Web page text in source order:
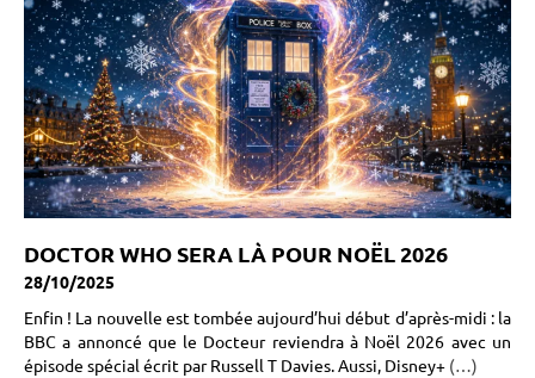
DOCTOR WHO SERA LÀ POUR NOËL 2026
28/10/2025
Enfin ! La nouvelle est tombée aujourd’hui début d’après-midi : la
BBC a annoncé que le Docteur reviendra à Noël 2026 avec un
épisode spécial écrit par Russell T Davies. Aussi, Disney+ (…)